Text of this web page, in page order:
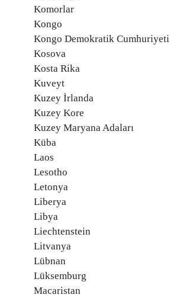
Komorlar
Kongo
Kongo Demokratik Cumhuriyeti
Kosova
Kosta Rika
Kuveyt
Kuzey İrlanda
Kuzey Kore
Kuzey Maryana Adaları
Küba
Laos
Lesotho
Letonya
Liberya
Libya
Liechtenstein
Litvanya
Lübnan
Lüksemburg
Macaristan